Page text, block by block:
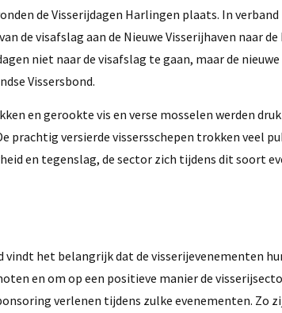
de Visserijdagen Harlingen plaats. In
de visafslag aan de Nieuwe Visserijhaven naar
niet naar de visafslag te gaan, maar de
Vissersbond.
en gerookte vis en verse mosselen werden
prachtig versierde vissersschepen trokken veel
en tegenslag, de sector zich tijdens dit soort
vindt het belangrijk dat de visserijevenementen
en om op een positieve manier de
verlenen tijdens zulke evenementen. Zo